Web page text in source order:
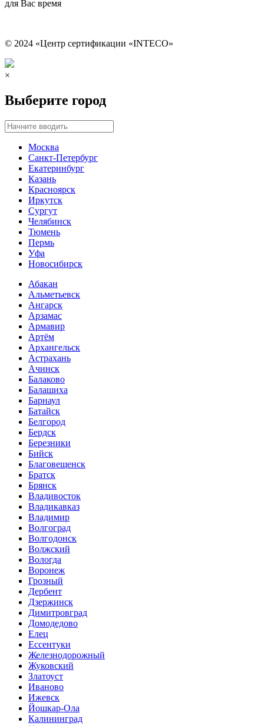
для Вас время
© 2024 «Центр сертификации «INTECO»
×
Выберите город
Москва
Санкт-Петербург
Екатеринбург
Казань
Красноярск
Иркутск
Сургут
Челябинск
Тюмень
Пермь
Уфа
Новосибирск
Абакан
Альметьевск
Ангарск
Арзамас
Армавир
Артём
Архангельск
Астрахань
Ачинск
Балаково
Балашиха
Барнаул
Батайск
Белгород
Бердск
Березники
Бийск
Благовещенск
Братск
Брянск
Владивосток
Владикавказ
Владимир
Волгоград
Волгодонск
Волжский
Вологда
Воронеж
Грозный
Дербент
Дзержинск
Димитровград
Домодедово
Елец
Ессентуки
Железнодорожный
Жуковский
Златоуст
Иваново
Ижевск
Йошкар-Ола
Калининград